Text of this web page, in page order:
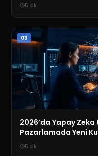
5 dk
03
2026’da Yapay Zeka
Pazarlamada Yeni
5 dk